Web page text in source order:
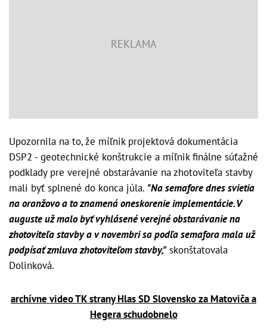
Upozornila na to, že míľnik projektová dokumentácia
DSP2 - geotechnické konštrukcie a míľnik finálne súťažné
podklady pre verejné obstarávanie na zhotoviteľa stavby
mali byť splnené do konca júla. "Na semafore dnes svietia
na oranžovo a to znamená oneskorenie implementácie. V
auguste už malo byť vyhlásené verejné obstarávanie na
zhotoviteľa stavby a v novembri sa podľa semafora mala už
podpísať zmluva zhotoviteľom stavby," skonštatovala
Dolinková.
archívne video TK strany Hlas SD Slovensko za Matoviča a
Hegera schudobnelo